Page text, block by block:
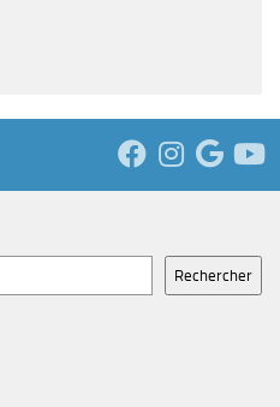
Rechercher